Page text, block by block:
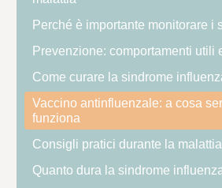
Perché è importante monitorare i
Prevenzione: ‍comportamenti utili
Come curare la sindrome
Vaccino antinfluenzale: a cosa
funziona
Consigli pratici durante la malattia
Quanto dura la sindrome